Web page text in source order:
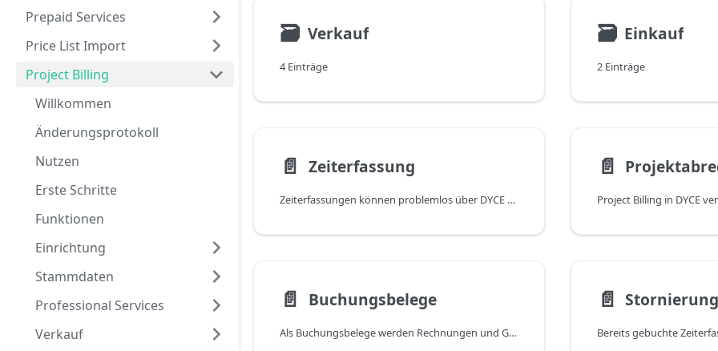
Prepaid Services
Price List Import
Project Billing
Willkommen
Änderungsprotokoll
Nutzen
Erste Schritte
Funktionen
Einrichtung
Stammdaten
Professional Services
Verkauf
🗃 Verkauf
4 Einträge
🗃 Einkauf
2 Einträge
📄️ Zeiterfassung
Zeiterfassungen können problemlos über DYCE Project Billing erstellt werden. Allerdings ist die App nicht dafür konzipiert, alle Zeiterfassungen direkt in der App zu erstellen. Vielmehr ist die App dafür optimiert, Zeiterfassungen freizugeben, zu buchen und abzurechnen.
📄️
📄️ Buchungsbelege
Als Buchungsbelege werden Rechnungen und Gutschriften bezeichnet, da diese Belege gebucht werden können. Beim Erstellen dieser Belege über die Projektabrechnung erkennt das System anhand der zugrunde liegenden Projektplanzeilen, ob eine Rechnung oder eine Gutschrift zu erstellen ist. Dies gilt für Projektaufgaben sowohl mit als auch ohne Auftragsbezug.
📄️